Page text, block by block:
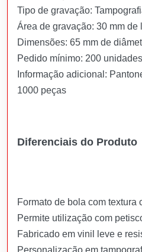
Tipo de gravação:
Área de gravação: 30 mm de
Dimensões: 65 mm de
Pedido mínimo: 200 unidades
Informação adicional:
1000 peças
Diferenciais do Produto
Formato de bola com textura
Permite utilização com
Fabricado em vinil leve e
Personalização em